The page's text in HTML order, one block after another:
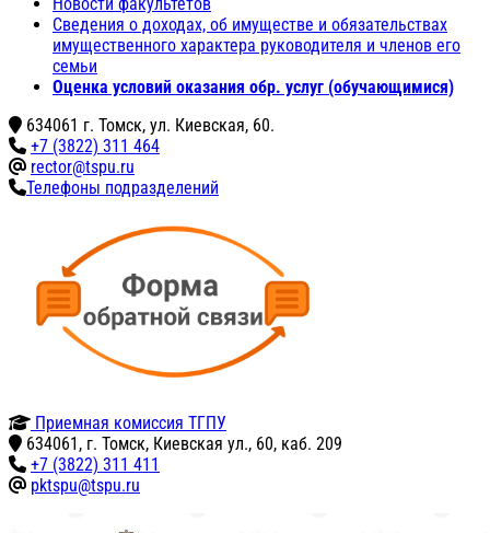
Сведения о доходах, об имуществе и обязательствах
имущественного характера руководителя и членов его
семьи
Оценка условий оказания обр. услуг (обучающимися)
634061 г. Томск, ул. Киевская, 60.
+7 (3822) 311 464
rector@tspu.ru
Телефоны подразделений
Приемная комиссия ТГПУ
634061, г. Томск, Киевская ул., 60, каб. 209
+7 (3822) 311 411
pktspu@tspu.ru